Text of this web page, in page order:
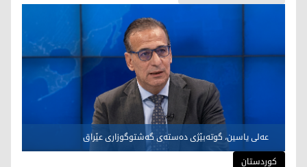
عەلی یاسین، گوتەبێژی دەستەی گەشتوگوزاری عێراق
کوردستان